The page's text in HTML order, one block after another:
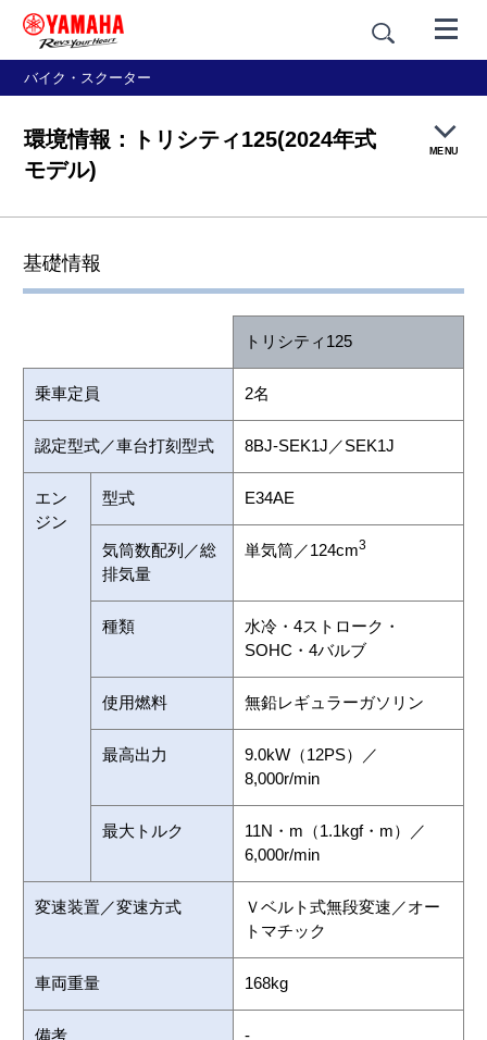
バイク・スクーター
環境情報：トリシティ125(2024年式
モデル)
MENU
価格・仕様
アクセサリー
基礎情報
トリシティ125
乗車定員 2名
認定型式／車台打刻型式 8BJ-SEK1J／SEK1J
エン
ジン
型式 E34AE
気筒数配列／総
排気量
単気筒／124cm3
種類
水冷・4ストローク・
SOHC・4バルブ
使用燃料 無鉛レギュラーガソリン
最高出力
9.0kW（12PS）／
8,000r/min
最大トルク
11N・m（1.1kgf・m）／
6,000r/min
変速装置／変速方式
Ｖベルト式無段変速／オー
トマチック
車両重量 168kg
備考 -